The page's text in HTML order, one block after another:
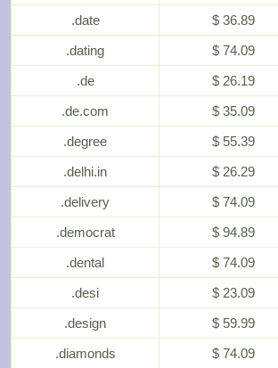
.date $ 36.89
.dating
$ 74.09
.de
$ 26.19
.de.com
$ 35.09
.degree
$ 55.39
.delhi.in
$ 26.29
.delivery
$ 74.09
.democrat
$ 94.89
.dental
$ 74.09
.desi
$ 23.09
.design
$ 59.99
.diamonds
$ 74.09